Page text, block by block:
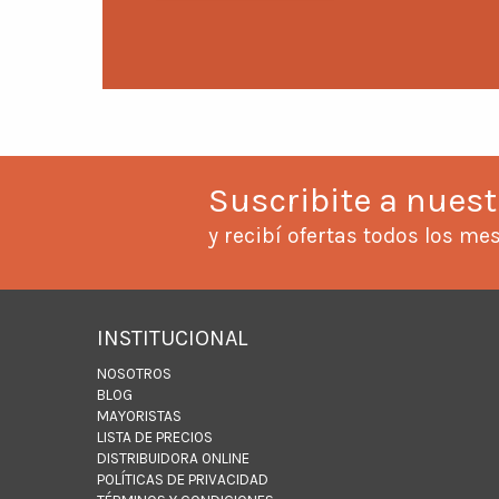
Suscribite a
y recibí ofertas todos los
INSTITUCIONAL
NOSOTROS
BLOG
MAYORISTAS
LISTA DE PRECIOS
DISTRIBUIDORA ONLINE
POLÍTICAS DE PRIVACIDAD